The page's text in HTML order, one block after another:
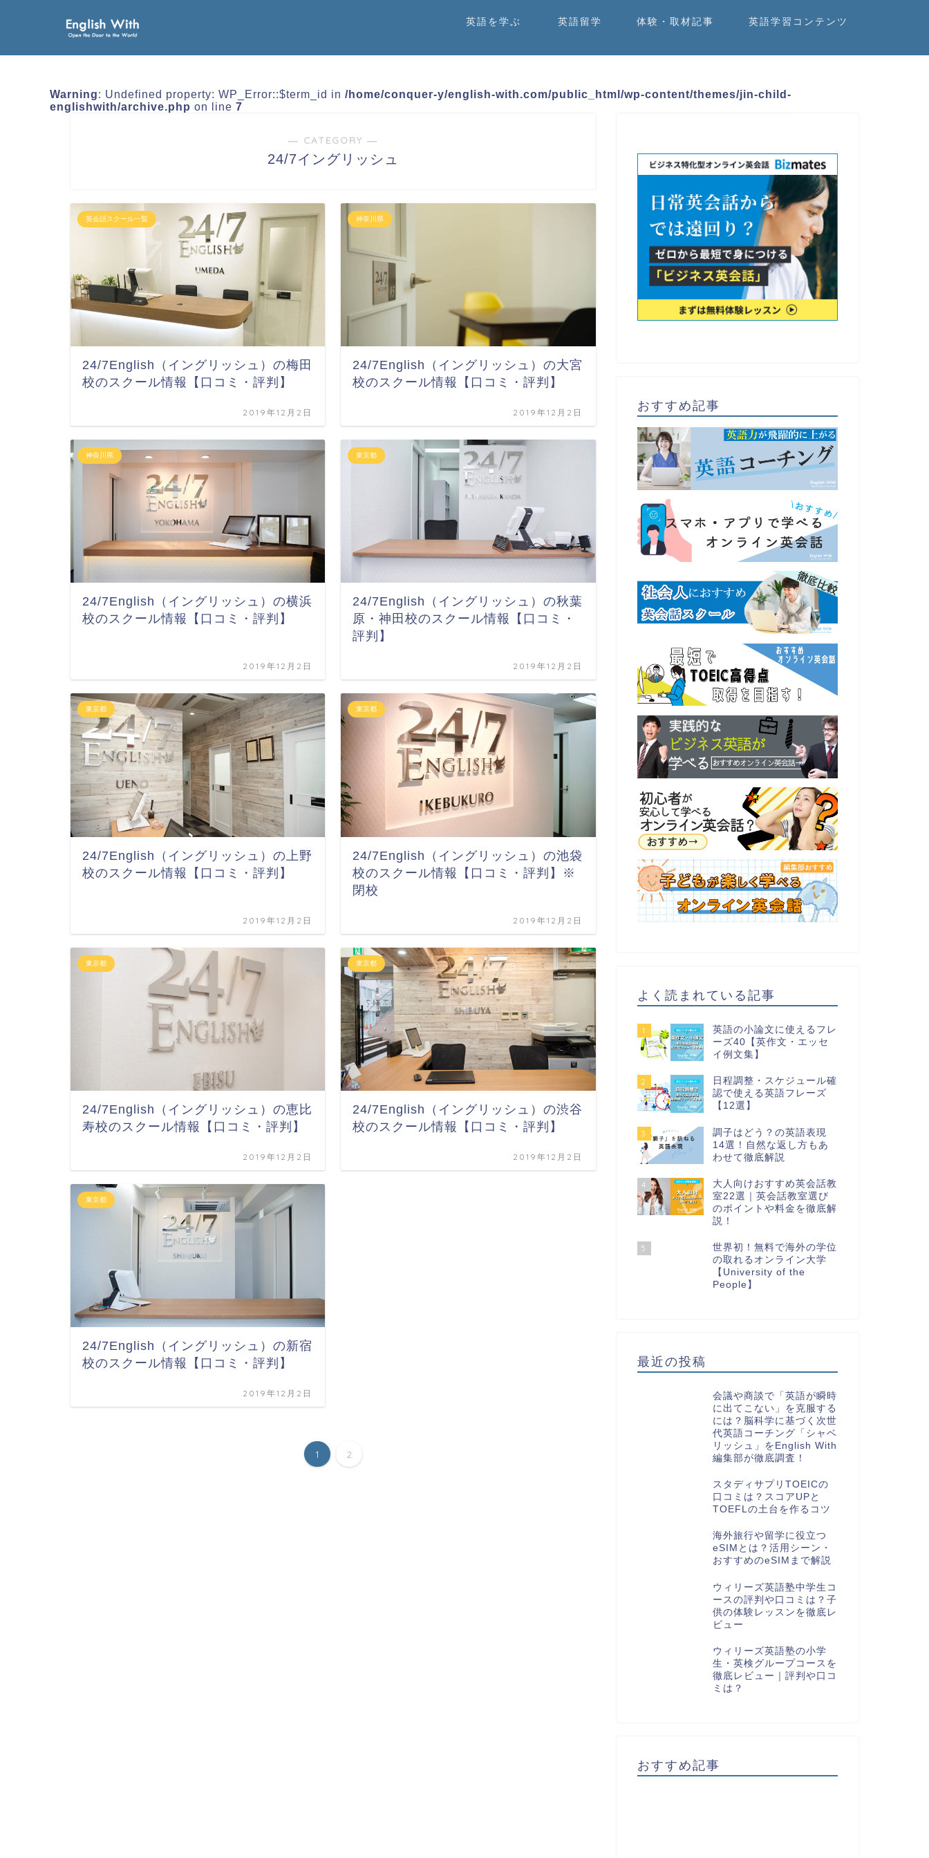
英語を学ぶ 英語留学 体験・取材記事 英語学習コンテンツ
Warning: Undefined property: WP_Error::$term_id in /home/conquer-y/english-with.com/public_html/wp-content/themes/jin-child-
englishwith/archive.php on line 7
― CATEGORY ―
24/7イングリッシュ
英会話スクール一覧
24/7English（イングリッシュ）の梅田
校のスクール情報【口コミ・評判】
2019年12月2日
神奈川県
24/7English（イングリッシュ）の大宮
校のスクール情報【口コミ・評判】
2019年12月2日
神奈川県
24/7English（イングリッシュ）の横浜
校のスクール情報【口コミ・評判】
2019年12月2日
東京都
24/7English（イングリッシュ）の秋葉
原・神田校のスクール情報【口コミ・
評判】
2019年12月2日
東京都
24/7English（イングリッシュ）の上野
校のスクール情報【口コミ・評判】
2019年12月2日
東京都
24/7English（イングリッシュ）の池袋
校のスクール情報【口コミ・評判】※
閉校
2019年12月2日
東京都
24/7English（イングリッシュ）の恵比
寿校のスクール情報【口コミ・評判】
2019年12月2日
東京都
24/7English（イングリッシュ）の渋谷
校のスクール情報【口コミ・評判】
2019年12月2日
東京都
24/7English（イングリッシュ）の新宿
校のスクール情報【口コミ・評判】
2019年12月2日
1 2
おすすめ記事
よく読まれている記事
1
英語の小論文に使えるフレ
ーズ40【英作文・エッセ
イ例文集】
2
日程調整・スケジュール確
認で使える英語フレーズ
【12選】
3
調子はどう？の英語表現
14選！自然な返し方もあ
わせて徹底解説
4
大人向けおすすめ英会話教
室22選｜英会話教室選び
のポイントや料金を徹底解
説！
5
世界初！無料で海外の学位
の取れるオンライン大学
【University of the
People】
最近の投稿
会議や商談で「英語が瞬時
に出てこない」を克服する
には？脳科学に基づく次世
代英語コーチング「シャベ
リッシュ」をEnglish With
編集部が徹底調査！
スタディサプリTOEICの
口コミは？スコアUPと
TOEFLの土台を作るコツ
海外旅行や留学に役立つ
eSIMとは？活用シーン・
おすすめのeSIMまで解説
ウィリーズ英語塾中学生コ
ースの評判や口コミは？子
供の体験レッスンを徹底レ
ビュー
ウィリーズ英語塾の小学
生・英検グループコースを
徹底レビュー｜評判や口コ
ミは？
おすすめ記事